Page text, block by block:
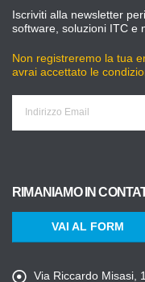
Iscriviti alla newsletter
software, soluzioni ITC e
Non registreremo la tua
avrai accettato le
RIMANIAMO IN
VAI AL FORM
Via Riccardo Misasi,